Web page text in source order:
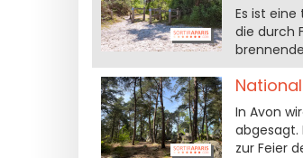
Es ist
die durch
In Avon
abgesagt.
zur Feier